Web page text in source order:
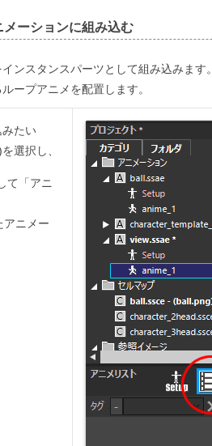
ーションに組み込む
ンスタンスパーツとして組み込みます。
ープアニメを配置します。
たい
選択し、
て「アニ
アニメー